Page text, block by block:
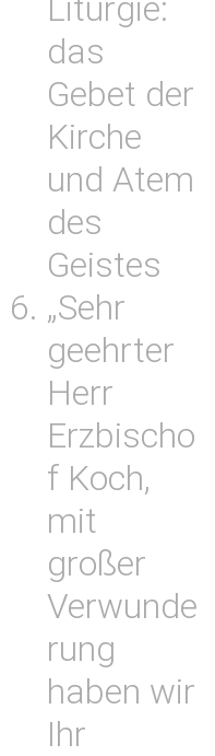
Liturgie:
das
Gebet der
Kirche
und Atem
des
Geistes
„Sehr
geehrter
Herr
Erzbischo
f Koch,
mit
großer
Verwunde
rung
haben wir
Ihr